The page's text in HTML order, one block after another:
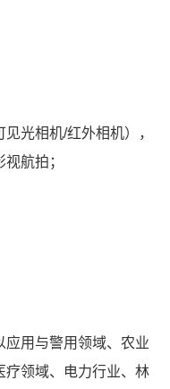
光相机/红外相机），
航拍；
应用与警用领域、农业
疗领域、 电力行业、林